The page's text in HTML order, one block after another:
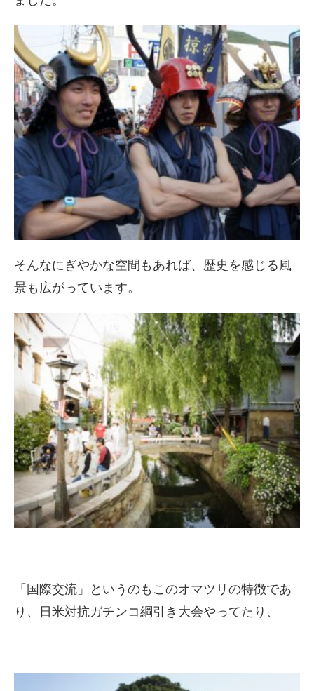
そんなにぎやかな空間もあれば、歴史を感じる風
景も広がっています。
「国際交流」というのもこのオマツリの特徴であ
り、日米対抗ガチンコ綱引き大会やってたり、